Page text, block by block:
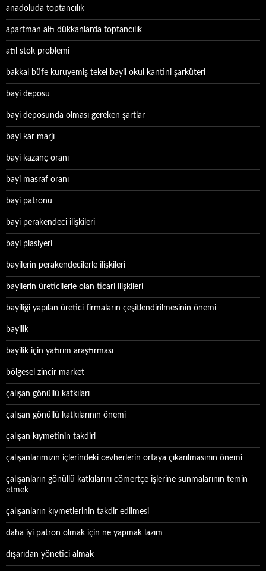
anadoluda toptancılık
apartman altı dükkanlarda toptancılık
atıl stok problemi
bakkal büfe kuruyemiş tekel bayii okul kantini şarküteri
bayi deposu
bayi deposunda olması gereken şartlar
bayi kar marjı
bayi kazanç oranı
bayi masraf oranı
bayi patronu
bayi perakendeci ilişkileri
bayi plasiyeri
bayilerin perakendecilerle ilişkileri
bayilerin üreticilerle olan ticari ilişkileri
bayiliği yapılan üretici firmaların çeşitlendirilmesinin önemi
bayilik
bayilik için yatırım araştırması
bölgesel zincir market
çalışan gönüllü katkıları
çalışan gönüllü katkılarının önemi
çalışan kıymetinin takdiri
çalışanlarımızın içlerindeki cevherlerin ortaya çıkarılmasının önemi
çalışanların gönüllü katkılarını cömertçe işlerine sunmalarının temin
etmek
çalışanların kıymetlerinin takdir edilmesi
daha iyi patron olmak için ne yapmak lazım
dışarıdan yönetici almak